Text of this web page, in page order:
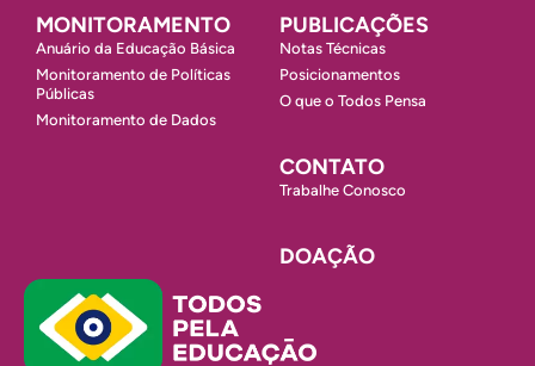
MONITORAMENTO
Anuário da Educação Básica
Monitoramento de Políticas
Públicas
Monitoramento de Dados
PUBLICAÇÕES
Notas Técnicas
Posicionamentos
O que o Todos Pensa
CONTATO
Trabalhe Conosco
DOAÇÃO